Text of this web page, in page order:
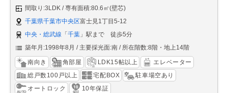
間取り:3LDK
専有面積:80.6㎡(壁芯)
千葉県千葉市中央区富士見1丁目5-12
中央・総武線 「 千葉 」駅まで 徒歩5分
築年月:1998年8月
主要採光面:南 所在階数:8階・地上14階
南向き 角部屋 LDK15帖以上
エレベーター
総戸数100戸以上
宅配BOX
駐車場空あり
オートロック
10年保証